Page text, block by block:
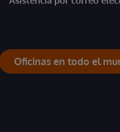
Oficinas en todo el